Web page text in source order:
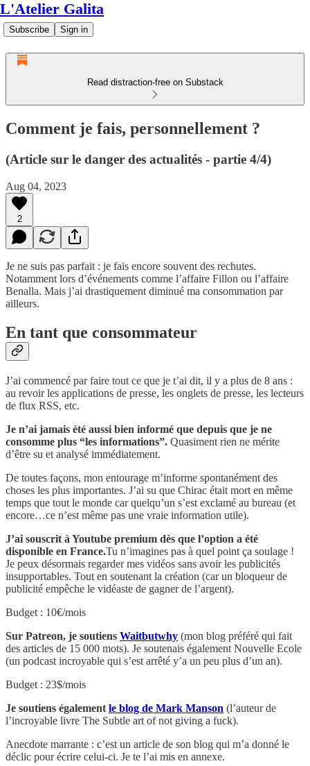
L'Atelier Galita
Subscribe Sign in
Read distraction-free on Substack
Comment je fais, personnellement ?
(Article sur le danger des actualités - partie 4/4)
Aug 04, 2023
2
Je ne suis pas parfait : je fais encore souvent des rechutes.
Notamment lors d’événements comme l’affaire Fillon ou l’affaire
Benalla. Mais j’ai drastiquement diminué ma consommation par
ailleurs.
En tant que consommateur
J’ai commencé par faire tout ce que je t’ai dit, il y a plus de 8 ans :
au revoir les applications de presse, les onglets de presse, les lecteurs
de flux RSS, etc.
Je n’ai jamais été aussi bien informé que depuis que je ne
consomme plus “les informations”. Quasiment rien ne mérite
d’être su et analysé immédiatement.
De toutes façons, mon entourage m’informe spontanément des
choses les plus importantes. J’ai su que Chirac était mort en même
temps que tout le monde car quelqu’un s’est exclamé au bureau (et
encore…ce n’est même pas une vraie information utile).
J’ai souscrit à Youtube premium dès que l’option a été
disponible en France.Tu n’imagines pas à quel point ça soulage !
Je peux désormais regarder mes vidéos sans avoir les publicités
insupportables. Tout en soutenant la création (car un bloqueur de
publicité empêche le vidéaste de gagner de l’argent).
Budget : 10€/mois
Sur Patreon, je soutiens Waitbutwhy (mon blog préféré qui fait
des articles de 15 000 mots). Je soutenais également Nouvelle Ecole
(un podcast incroyable qui s’est arrêté y’a un peu plus d’un an).
Budget : 23$/mois
Je soutiens également le blog de Mark Manson (l’auteur de
l’incroyable livre The Subtle art of not giving a fuck).
Anecdote marrante : c’est un article de son blog qui m’a donné le
déclic pour écrire celui-ci. Je te l’ai mis en annexe.